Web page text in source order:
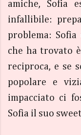
amiche, Sofia
infallibile:
problema:
che ha trovato
reciproca, e se
popolare e
impacciato ci
Sofia il suo